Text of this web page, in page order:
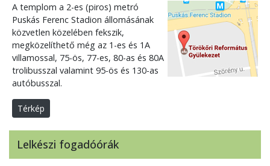
A templom a 2-es (piros) metró
Puskás Ferenc Stadion állomásának
közvetlen közelében fekszik,
megközelíthető még az 1-es és 1A
villamossal, 75-ös, 77-es, 80-as és 80A
trolibusszal valamint 95-ös és 130-as
autóbusszal.
Térkép
Lelkészi fogadóórák